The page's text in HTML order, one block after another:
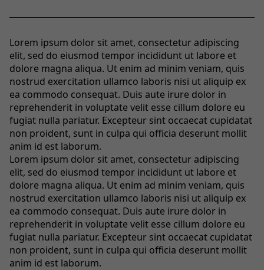
Lorem ipsum dolor sit amet, consectetur adipiscing
elit, sed do eiusmod tempor incididunt ut labore et
dolore magna aliqua. Ut enim ad minim veniam, quis
nostrud exercitation ullamco laboris nisi ut aliquip ex
ea commodo consequat. Duis aute irure dolor in
reprehenderit in voluptate velit esse cillum dolore eu
fugiat nulla pariatur. Excepteur sint occaecat cupidatat
non proident, sunt in culpa qui officia deserunt mollit
anim id est laborum.
Lorem ipsum dolor sit amet, consectetur adipiscing
elit, sed do eiusmod tempor incididunt ut labore et
dolore magna aliqua. Ut enim ad minim veniam, quis
nostrud exercitation ullamco laboris nisi ut aliquip ex
ea commodo consequat. Duis aute irure dolor in
reprehenderit in voluptate velit esse cillum dolore eu
fugiat nulla pariatur. Excepteur sint occaecat cupidatat
non proident, sunt in culpa qui officia deserunt mollit
anim id est laborum.